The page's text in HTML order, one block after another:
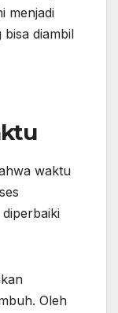
menjadi
diambil
waktu
Oleh